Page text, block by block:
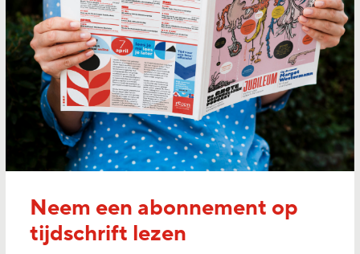
Neem een abonnement op
tijdschrift lezen